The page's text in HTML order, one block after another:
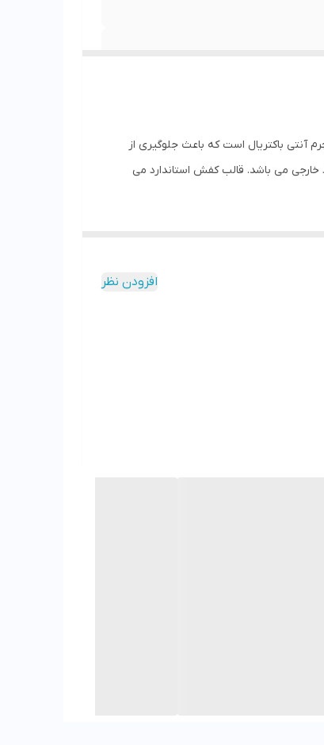
چرم آنتی باکتریال است که باعث جلوگیری از
خارجی می باشد. قالب کفش استاندارد می
افزودن نظر